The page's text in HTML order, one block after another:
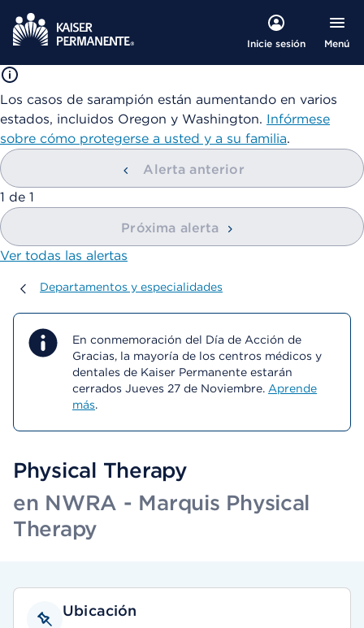
Inicie sesión Menú
Los casos de sarampión están aumentando en varios
estados, incluidos Oregon y Washington. Infórmese
sobre cómo protegerse a usted y a su familia.
Alerta anterior
mostrando
1 de 1
Próxima alerta
Ver todas las alertas
Departamentos y especialidades
Departamentos y especialidades
En conmemoración del Día de Acción de
Gracias, la mayoría de los centros médicos y
dentales de Kaiser Permanente estarán
cerrados Jueves 27 de Noviembre. Aprende
más.
Physical Therapy
en NWRA - Marquis Physical
Therapy
Ubicación